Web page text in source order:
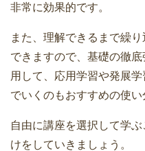
非常に効果的です。
また、理解できるまで繰
できますので、基礎の徹
用して、応用学習や発展
でいくのもおすすめの使い
自由に講座を選択して学
けをしていきましょう。